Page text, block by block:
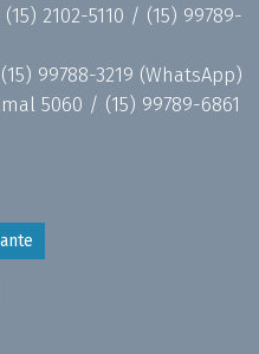
(15) 2102-5110 / (15) 99789-
(15) 99788-3219 (WhatsApp)
5060 / (15) 99789-6861